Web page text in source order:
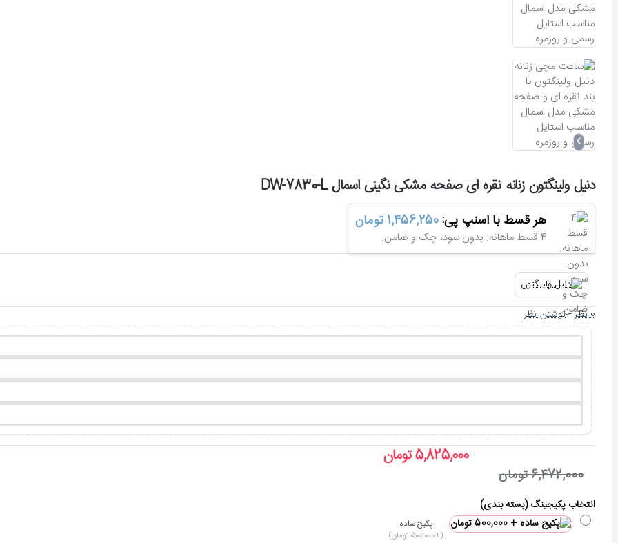
دنیل ولینگتون زنانه نقره ای صفحه مشکی نگینی اسمال DW-7830-L
هر قسط با اسنپ پی:1,456,250 تومان
4 قسط ماهانه. بدون سود، چک و ضامن.
0 نظر -نوشتن نظر
5,825,000 تومان
6,472,000 تومان
انتخاب پکیجینگ (بسته بندی)
پکیج ساده
(+500,000 تومان)